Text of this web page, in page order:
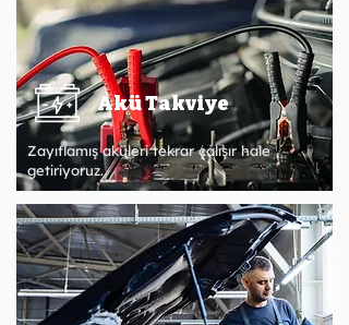
Akü Takviye
Zayıflamış aküleri tekrar çalışır hale
getiriyoruz.